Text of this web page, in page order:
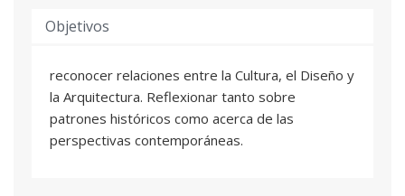
Objetivos
reconocer relaciones entre la Cultura, el Diseño y
la Arquitectura. Reflexionar tanto sobre
patrones históricos como acerca de las
perspectivas contemporáneas.